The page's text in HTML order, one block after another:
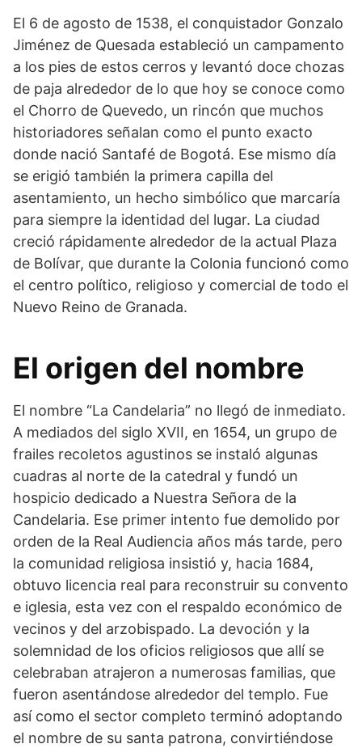
El 6 de agosto de 1538, el conquistador Gonzalo
Jiménez de Quesada estableció un campamento
a los pies de estos cerros y levantó doce chozas
de paja alrededor de lo que hoy se conoce como
el Chorro de Quevedo, un rincón que muchos
historiadores señalan como el punto exacto
donde nació Santafé de Bogotá. Ese mismo día
se erigió también la primera capilla del
asentamiento, un hecho simbólico que marcaría
para siempre la identidad del lugar. La ciudad
creció rápidamente alrededor de la actual Plaza
de Bolívar, que durante la Colonia funcionó como
el centro político, religioso y comercial de todo el
Nuevo Reino de Granada.
El origen del nombre
El nombre “La Candelaria” no llegó de inmediato.
A mediados del siglo XVII, en 1654, un grupo de
frailes recoletos agustinos se instaló algunas
cuadras al norte de la catedral y fundó un
hospicio dedicado a Nuestra Señora de la
Candelaria. Ese primer intento fue demolido por
orden de la Real Audiencia años más tarde, pero
la comunidad religiosa insistió y, hacia 1684,
obtuvo licencia real para reconstruir su convento
e iglesia, esta vez con el respaldo económico de
vecinos y del arzobispado. La devoción y la
solemnidad de los oficios religiosos que allí se
celebraban atrajeron a numerosas familias, que
fueron asentándose alrededor del templo. Fue
así como el sector completo terminó adoptando
el nombre de su santa patrona, convirtiéndose